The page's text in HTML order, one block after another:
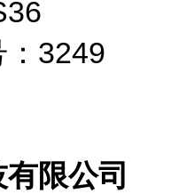
3249
限公司